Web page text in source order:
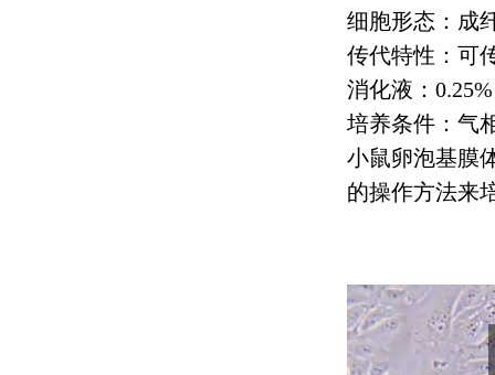
细胞形态：成
传代特性：可
消化液： 0.25%
培养条件：气
小鼠卵泡基膜
的操作方法来